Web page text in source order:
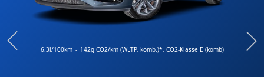
6.3l/100km - 142g CO2/km (WLTP, komb.)*, CO2-Klasse E (komb)